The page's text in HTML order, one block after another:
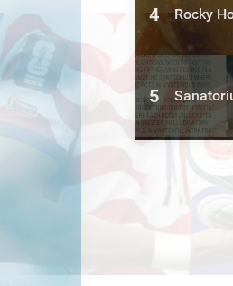
4 Rocky
5
Surprising Things About